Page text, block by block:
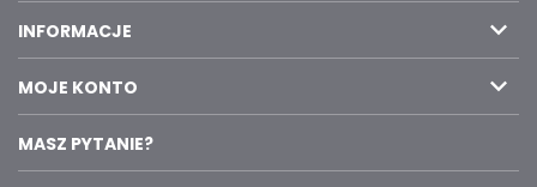
INFORMACJE
MOJE KONTO
MASZ PYTANIE?